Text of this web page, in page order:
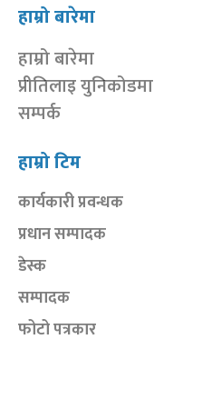
हाम्रो बारेमा
हाम्रो बारेमा
प्रीतिलाइ युनिकोडमा
सम्पर्क
हाम्रो टिम
कार्यकारी प्रवन्धक
प्रधान सम्पादक
डेस्क
सम्पादक
फोटो पत्रकार